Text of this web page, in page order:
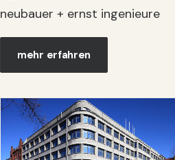
neubauer + ernst ingenieure
mehr erfahren